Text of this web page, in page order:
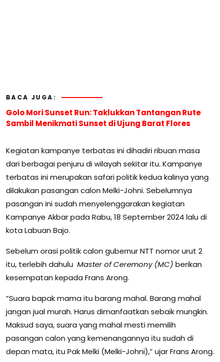
BACA JUGA:
Golo Mori Sunset Run: Taklukkan Tantangan Rute
Sambil Menikmati Sunset di Ujung Barat Flores
Kegiatan kampanye terbatas ini dihadiri ribuan masa
dari berbagai penjuru di wilayah sekitar itu. Kampanye
terbatas ini merupakan safari politik kedua kalinya yang
dilakukan pasangan calon Melki-Johni. Sebelumnya
pasangan ini sudah menyelenggarakan kegiatan
Kampanye Akbar pada Rabu, 18 September 2024 lalu di
kota Labuan Bajo.
Sebelum orasi politik calon gubernur NTT nomor urut 2
itu, terlebih dahulu Master of Ceremony (MC) berikan
kesempatan kepada Frans Arong.
“Suara bapak mama itu barang mahal. Barang mahal
jangan jual murah. Harus dimanfaatkan sebaik mungkin.
Maksud saya, suara yang mahal mesti memilih
pasangan calon yang kemenangannya itu sudah di
depan mata, itu Pak Melki (Melki-Johni),” ujar Frans Arong.